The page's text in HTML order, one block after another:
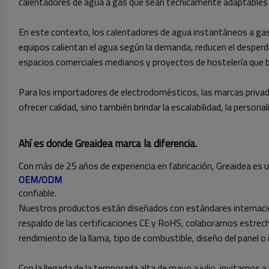
En este contexto, los calentadores de agua instantáneos a
equipos calientan el agua según la demanda, reducen el
espacios comerciales medianos y proyectos de hostelería
Para los importadores de electrodomésticos, las marcas
ofrecer calidad, sino también brindar la escalabilidad, la
Ahí es donde Greaidea marca la diferencia.
Con más de 25 años de experiencia en fabricación, Greaidea es
OEM/ODM
confiable.
Nuestros productos están diseñados con estándares
respaldo de las certificaciones CE y RoHS, colaboramos
rendimiento de la llama, tipo de combustible, diseño del panel o